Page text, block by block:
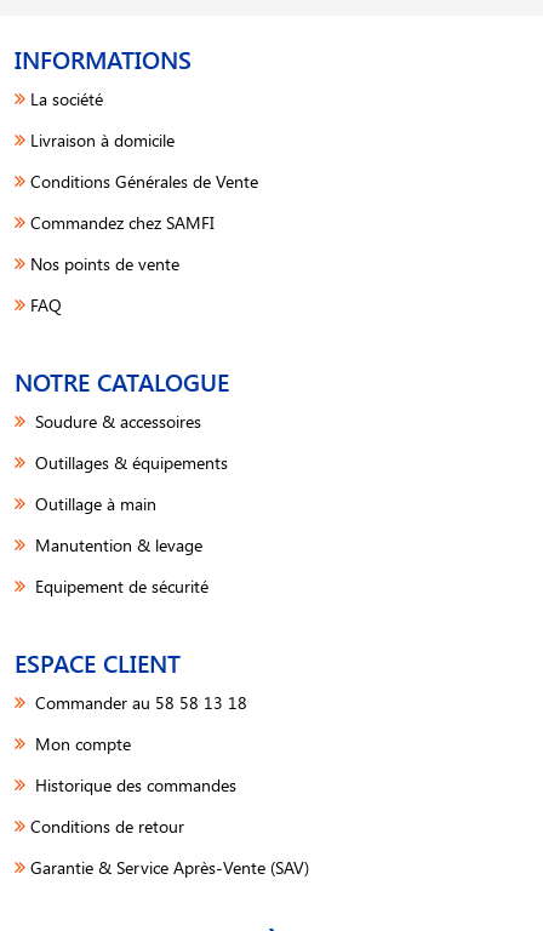
INFORMATIONS
La société
Livraison à domicile
Conditions Générales de Vente
Commandez chez SAMFI
Nos points de vente
FAQ
NOTRE CATALOGUE
Soudure & accessoires
Outillages & équipements
Outillage à main
Manutention & levage
Equipement de sécurité
ESPACE CLIENT
Commander au 58 58 13 18
Mon compte
Historique des commandes
Conditions de retour
Garantie & Service Après-Vente (SAV)